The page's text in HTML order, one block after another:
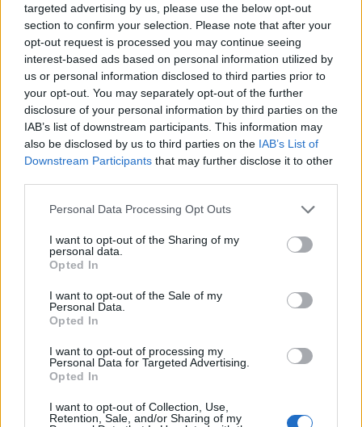
targeted advertising by us, please use the below opt-out
section to confirm your selection. Please note that after your
opt-out request is processed you may continue seeing
interest-based ads based on personal information utilized by
us or personal information disclosed to third parties prior to
your opt-out. You may separately opt-out of the further
disclosure of your personal information by third parties on the
IAB’s list of downstream participants. This information may
also be disclosed by us to third parties on the IAB’s List of
Downstream Participants that may further disclose it to other
Please note that this website/app uses one or more Google
not limited to your visit or usage behaviour. You may click to
grant or deny consent to Google and its third-party tags to
use your data for below specified purposes in below Google
consent section.
Personal Data Processing Opt Outs
I want to opt-out of the Sharing of my
personal data.
Opted In
I want to opt-out of the Sale of my
Personal Data.
Opted In
I want to opt-out of processing my
Personal Data for Targeted Advertising.
Opted In
I want to opt-out of Collection, Use,
Retention, Sale, and/or Sharing of my
Ωστόσο, από τις 6 Σεπτεμβρίου 2023 και μετά, όταν
και άρχισαν τα πλημμυρικά φαινόμενα εξαιτίας του
Daniel, αυξανόταν η στάθμη του Πηνειού (και των
στρέμματα πλημμυρισμένων εκτάσεων στις 8/9